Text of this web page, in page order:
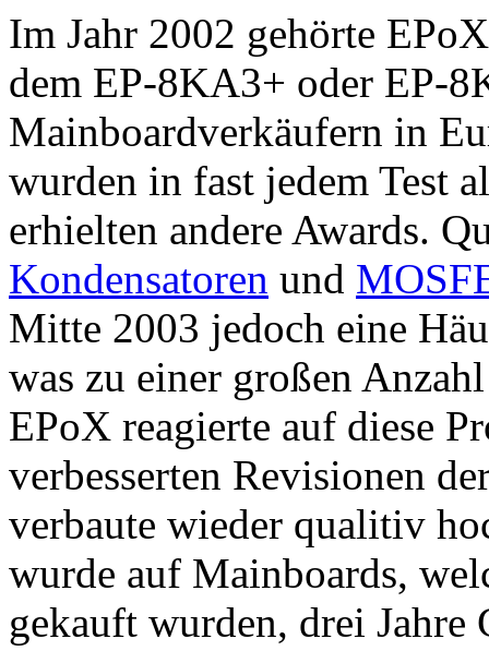
Im Jahr 2002 gehörte
dem EP-8KA3+ oder EP-
Mainboardverkäufern in
wurden in fast jedem Test
erhielten andere Awards.
Kondensatoren und
Mitte 2003 jedoch eine
was zu einer großen
EPoX reagierte auf diese
verbesserten Revisionen
verbaute wieder qualitiv
wurde auf Mainboards,
gekauft wurden, drei Jahre